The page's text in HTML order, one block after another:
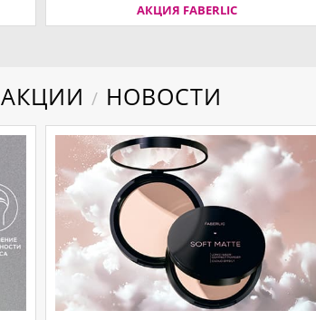
АКЦИЯ FABERLIC
АКЦИИ / НОВОСТИ